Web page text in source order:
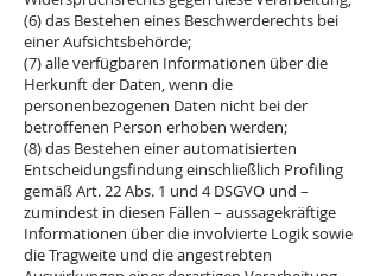
(6) das Bestehen eines Beschwerderechts bei
einer Aufsichtsbehörde;
(7) alle verfügbaren Informationen über die
Herkunft der Daten, wenn die
personenbezogenen Daten nicht bei der
betroffenen Person erhoben werden;
(8) das Bestehen einer automatisierten
Entscheidungsfindung einschließlich Profiling
gemäß Art. 22 Abs. 1 und 4 DSGVO und –
zumindest in diesen Fällen – aussagekräftige
Informationen über die involvierte Logik sowie
die Tragweite und die angestrebten